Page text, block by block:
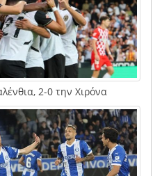
2-0 την Χιρόνα